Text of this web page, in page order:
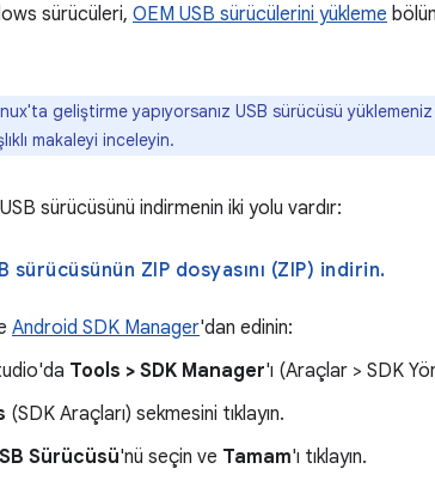
sürücüleri, OEM USB sürücülerini yükleme
geliştirme yapıyorsanız USB sürücüsü yüklemeniz
makaleyi inceleyin.
sürücüsünü indirmenin iki yolu vardır:
Google USB sürücüsünün ZIP dosyasını (ZIP) indirin.
Android SDK Manager'dan edinin:
Tools > SDK Manager'ı (Araçlar > SDK
(SDK Araçları) sekmesini tıklayın.
Sürücüsü'nü seçin ve Tamam'ı tıklayın.